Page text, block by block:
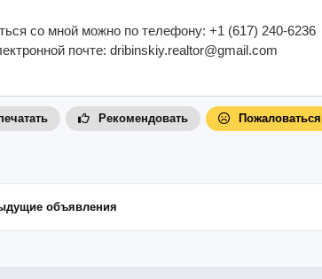
со мной можно по телефону: +1 (617) 240-6236
почте: dribinskiy.realtor@gmail.com
Рекомендовать Пожаловаться
объявления